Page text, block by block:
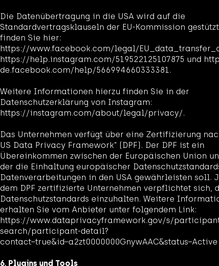
Die Datenübertragung in die USA wird auf die
Standardvertragsklauseln der EU-Kommission
finden Sie hier:
https://www.facebook.com/legal/
https://help.instagram.com/519522125107875 und
de.facebook.com/help/566994660333381.
Weitere Informationen hierzu finden Sie in der
Datenschutzerklärung von Instagram:
https://instagram.com/about/legal/privacy/.
Das Unternehmen verfügt über eine Zertifizierung
US Data Privacy Framework“ (DPF). Der DPF ist ein
Übereinkommen zwischen der Europäischen Union
der die Einhaltung europäischer
Datenverarbeitungen in den USA gewährleisten soll.
dem DPF zertifizierte Unternehmen verpflichtet sich,
Datenschutzstandards einzuhalten. Weitere
erhalten Sie vom Anbieter unter folgendem Link:
https://www.dataprivacyframework.gov/s/
search/participant-detail?
contact=true&id=a2zt0000000GnywAAC&status=Active
6. Plugins und Tools